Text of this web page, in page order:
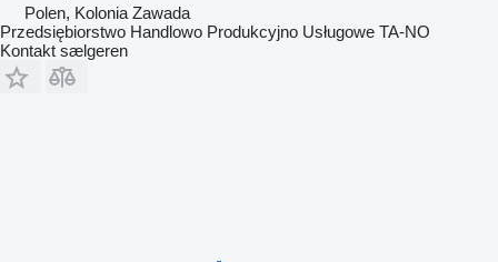
Polen, Kolonia Zawada
Przedsiębiorstwo Handlowo Produkcyjno Usługowe TA-NO
Kontakt sælgeren